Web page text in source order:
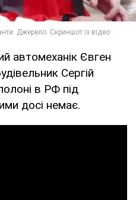
автомеханік Євген
Сергій
в РФ під
досі немає.